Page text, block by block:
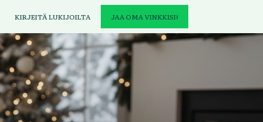
KIRJEITÄ LUKIJOILTA JAA OMA VINKKISI!